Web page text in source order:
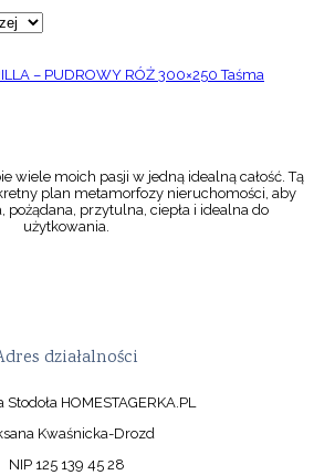
– PUDROWY RÓŻ 300×250 Taśma
wiele moich pasji w jedną idealną całość. Tą
plan metamorfozy nieruchomości, aby
pożądana, przytulna, ciepła i idealna do
użytkowania.
działalności
Stodoła HOMESTAGERKA.PL
Kwaśnicka-Drozd
NIP 125 139 45 28